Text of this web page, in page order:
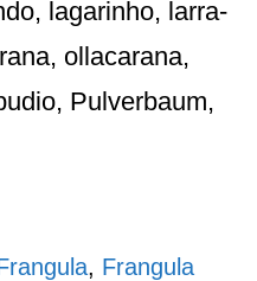
lagarinho, larra-
ollacarana,
Pulverbaum,
, Frangula